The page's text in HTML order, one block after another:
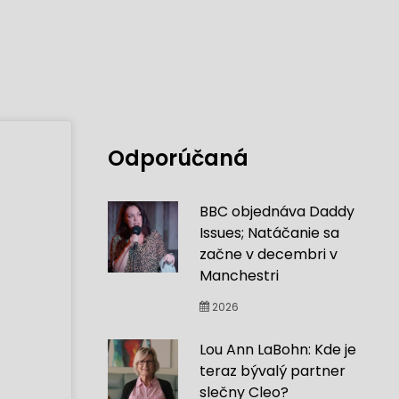
Odporúčaná
BBC objednáva Daddy
Issues; Natáčanie sa
začne v decembri v
Manchestri
2026
Lou Ann LaBohn: Kde je
teraz bývalý partner
slečny Cleo?